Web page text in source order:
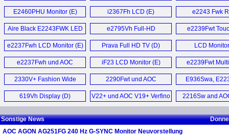
E2460PHU Monitor (E) i2367Fh LCD (E)
e2243 Fwk
Monitor
Aire Black E2243FWK LED
Monitor (E)
e2795Vh Full-HD
Monitor (D)
e2239Fwt
Monitor
e2237Fwh LCD Monitor (E)
Prava Full HD TV (D) LCD
e2237Fwh und AOC
e2437Fh Full-HD Monitor (D)
iF23 LCD Monitor (E)
e2239Fwt
Display für
2330V+ Fashion Wide
LCD (D)
2290Fwt und AOC
2490Fwt (D)
E936Swa,
E2236Vwa
E2436Vwa
619Vh Display (D)
V22+ und AOC V19+ Verfino
WLED Display (D)
2216Sw and
Monitors
Sonstige News
AOC AGON AG251FG 240 Hz G-SYNC Monitor Neuvorstellung